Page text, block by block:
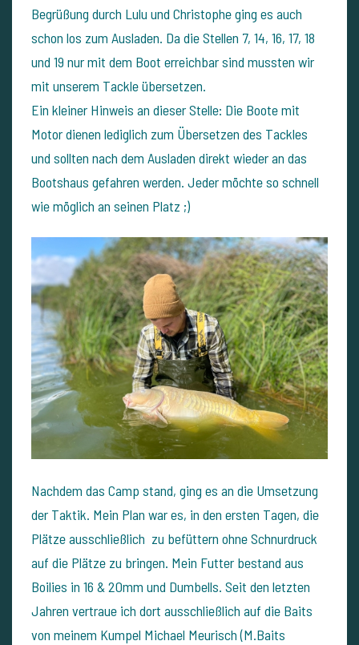
Begrüßung durch Lulu und Christophe ging es auch
schon los zum Ausladen. Da die Stellen 7, 14, 16, 17, 18
und 19 nur mit dem Boot erreichbar sind mussten wir
mit unserem Tackle übersetzen.
Ein kleiner Hinweis an dieser Stelle: Die Boote mit
Motor dienen lediglich zum Übersetzen des Tackles
und sollten nach dem Ausladen direkt wieder an das
Bootshaus gefahren werden. Jeder möchte so schnell
wie möglich an seinen Platz ;)
Nachdem das Camp stand, ging es an die Umsetzung
der Taktik. Mein Plan war es, in den ersten Tagen, die
Plätze ausschließlich zu befüttern ohne Schnurdruck
auf die Plätze zu bringen. Mein Futter bestand aus
Boilies in 16 & 20mm und Dumbells. Seit den letzten
Jahren vertraue ich dort ausschließlich auf die Baits
von meinem Kumpel Michael Meurisch (M.Baits